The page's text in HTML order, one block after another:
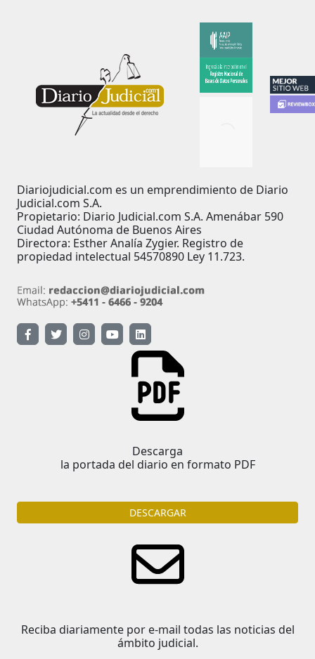
Diariojudicial.com es un emprendimiento de Diario
Judicial.com S.A.
Propietario: Diario Judicial.com S.A. Amenábar 590
Ciudad Autónoma de Buenos Aires
Directora: Esther Analía Zygier. Registro de
propiedad intelectual 54570890 Ley 11.723.
Descarga
la portada del diario en formato PDF
DESCARGAR
Reciba diariamente por e-mail todas las noticias del
ámbito judicial.